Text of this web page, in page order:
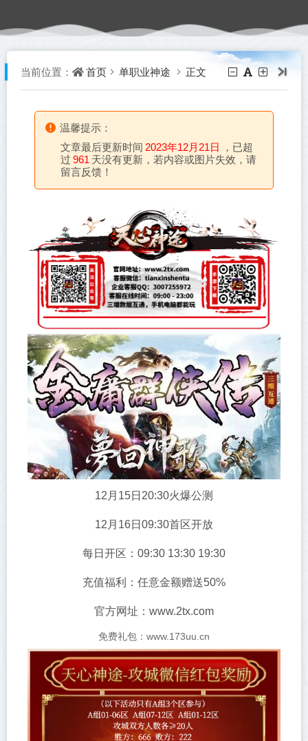
当前位置： 首页 单职业神途 正文
温馨提示：
文章最后更新时间 2023年12月21日
，已超
过 961 天没有更新，若内容或图片失效，请
留言反馈！
12月15日20:30火爆公测
12月16日09:30首区开放
每日开区：09:30 13:30 19:30
充值福利：任意金额赠送50%
官方网址：www.2tx.com
免费礼包：www.173uu.cn